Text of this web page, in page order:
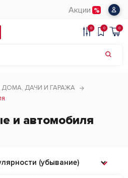
Акции
0 0 0
ДОМА, ДАЧИ И ГАРАЖА
и автомобиля